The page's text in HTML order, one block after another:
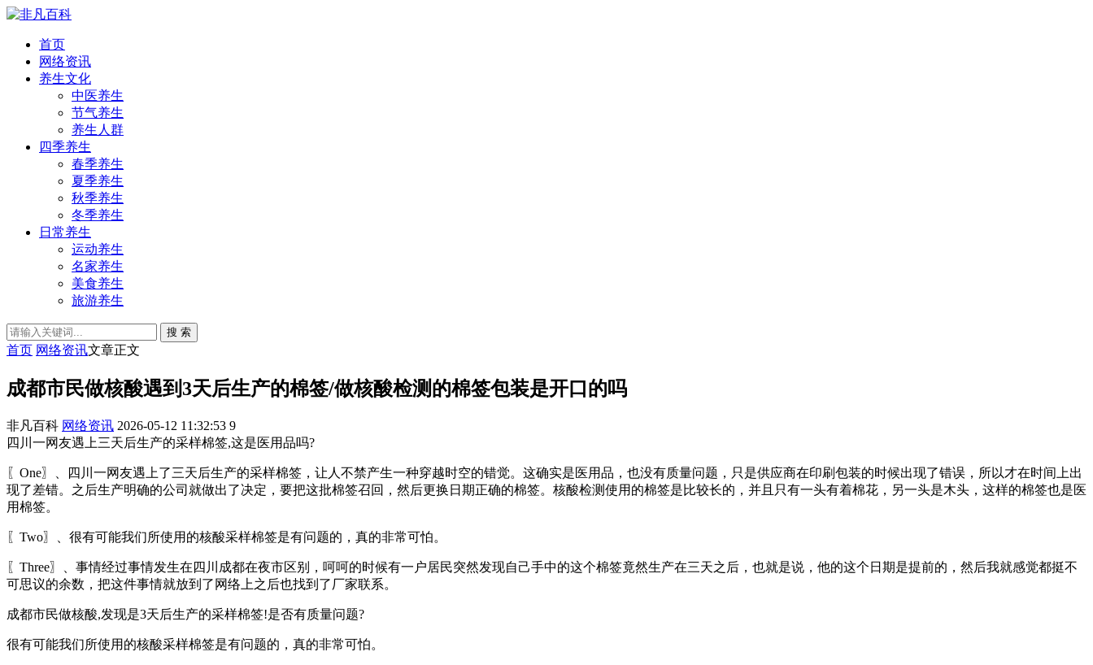
首页
网络资讯
养生文化
中医养生
节气养生
养生人群
四季养生
春季养生
夏季养生
秋季养生
冬季养生
日常养生
运动养生
名家养生
美食养生
旅游养生
搜 索
首页 网络资讯文章正文
成都市民做核酸遇到3天后生产的棉签/做核酸检测的棉签包装是开口的吗
非凡百科 网络资讯 2026-05-12 11:32:53 9
四川一网友遇上三天后生产的采样棉签,这是医用品吗?
〖One〗、四川一网友遇上了三天后生产的采样棉签，让人不禁产生一种穿越时空的错觉。这确实是医用品，也没有质量问题，只是供应商在印刷包装的时候出现了错误，所以才在时间上出
现了差错。之后生产明确的公司就做出了决定，要把这批棉签召回，然后更换日期正确的棉签。核酸检测使用的棉签是比较长的，并且只有一头有着棉花，另一头是木头，这样的棉签也是医
用棉签。
〖Two〗、很有可能我们所使用的核酸采样棉签是有问题的，真的非常可怕。
〖Three〗、事情经过事情发生在四川成都在夜市区别，呵呵的时候有一户居民突然发现自己手中的这个棉签竟然生产在三天之后，也就是说，他的这个日期是提前的，然后我就感觉都挺不
可思议的余数，把这件事情就放到了网络上之后也找到了厂家联系。
成都市民做核酸,发现是3天后生产的采样棉签!是否有质量问题?
很有可能我们所使用的核酸采样棉签是有问题的，真的非常可怕。